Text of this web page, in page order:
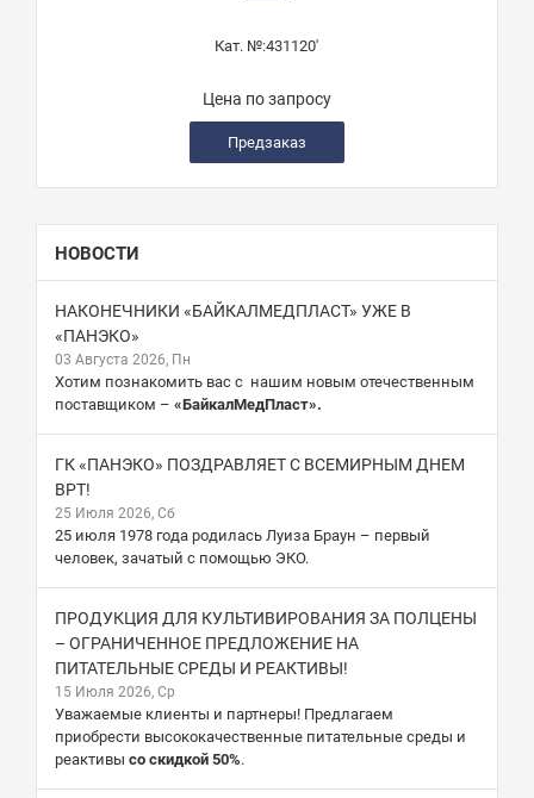
Кат. №:431120'
Цена по запросу
Предзаказ
НОВОСТИ
НАКОНЕЧНИКИ «БАЙКАЛМЕДПЛАСТ» УЖЕ В
«ПАНЭКО»
03 Августа 2026, Пн
Хотим познакомить вас с нашим новым отечественным
поставщиком – «БайкалМедПласт».
ГК «ПАНЭКО» ПОЗДРАВЛЯЕТ С ВСЕМИРНЫМ ДНЕМ
ВРТ!
25 Июля 2026, Сб
25 июля 1978 года родилась Луиза Браун – первый
человек, зачатый с помощью ЭКО.
ПРОДУКЦИЯ ДЛЯ КУЛЬТИВИРОВАНИЯ ЗА ПОЛЦЕНЫ
– ОГРАНИЧЕННОЕ ПРЕДЛОЖЕНИЕ НА
ПИТАТЕЛЬНЫЕ СРЕДЫ И РЕАКТИВЫ!
15 Июля 2026, Ср
Уважаемые клиенты и партнеры! Предлагаем
приобрести высококачественные питательные среды и
реактивы со скидкой 50%.